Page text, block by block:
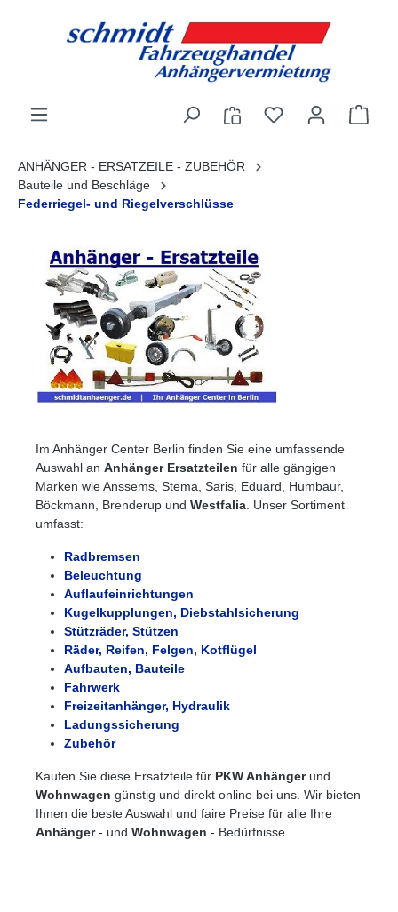
ANHÄNGER - ERSATZEILE - ZUBEHÖR
Bauteile und Beschläge
Federriegel- und Riegelverschlüsse
Im Anhänger Center Berlin finden Sie eine umfassende
Auswahl an Anhänger Ersatzteilen für alle gängigen
Marken wie Anssems, Stema, Saris, Eduard, Humbaur,
Böckmann, Brenderup und Westfalia. Unser Sortiment
umfasst:
Radbremsen
Beleuchtung
Auflaufeinrichtungen
Kugelkupplungen, Diebstahlsicherung
Stützräder, Stützen
Räder, Reifen, Felgen, Kotflügel
Aufbauten, Bauteile
Fahrwerk
Freizeitanhänger, Hydraulik
Ladungssicherung
Zubehör
Kaufen Sie diese Ersatzteile für PKW Anhängerund
Wohnwagen günstig und direkt online bei uns. Wir bieten
Ihnen die beste Auswahl und faire Preise für alle Ihre
Anhänger- und Wohnwagen - Bedürfnisse.